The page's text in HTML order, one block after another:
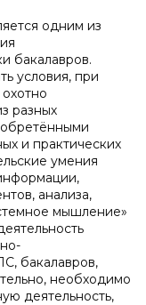
одним из
бакалавров.
условия, при
разных
и практических
умения
анализа,
мышление»
бакалавров,
необходимо
деятельность,